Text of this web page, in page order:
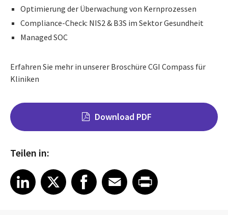
Optimierung der Überwachung von Kernprozessen
Compliance-Check: NIS2 & B3S im Sektor Gesundheit
Managed SOC
Erfahren Sie mehr in unserer Broschüre CGI Compass für
Kliniken
Download PDF
Teilen in:
Share on LinkedIn
LinkedIn
Share on X Share on Facebook
Facebook
Share on EmailEmailShare on Print